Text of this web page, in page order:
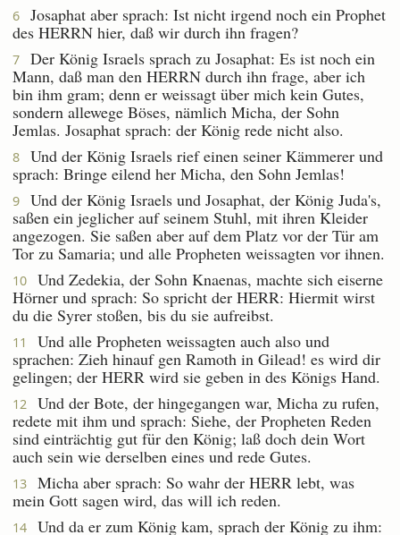
6
Josaphat aber sprach: Ist nicht irgend noch ein Prophet
des HERRN hier, daß wir durch ihn fragen?
7
Der König Israels sprach zu Josaphat: Es ist noch ein
Mann, daß man den HERRN durch ihn frage, aber ich
bin ihm gram; denn er weissagt über mich kein Gutes,
sondern allewege Böses, nämlich Micha, der Sohn
Jemlas. Josaphat sprach: der König rede nicht also.
8
Und der König Israels rief einen seiner Kämmerer und
sprach: Bringe eilend her Micha, den Sohn Jemlas!
9
Und der König Israels und Josaphat, der König Juda's,
saßen ein jeglicher auf seinem Stuhl, mit ihren Kleider
angezogen. Sie saßen aber auf dem Platz vor der Tür am
Tor zu Samaria; und alle Propheten weissagten vor ihnen.
10
Und Zedekia, der Sohn Knaenas, machte sich eiserne
Hörner und sprach: So spricht der HERR: Hiermit wirst
du die Syrer stoßen, bis du sie aufreibst.
11
Und alle Propheten weissagten auch also und
sprachen: Zieh hinauf gen Ramoth in Gilead! es wird dir
gelingen; der HERR wird sie geben in des Königs Hand.
12
Und der Bote, der hingegangen war, Micha zu rufen,
redete mit ihm und sprach: Siehe, der Propheten Reden
sind einträchtig gut für den König; laß doch dein Wort
auch sein wie derselben eines und rede Gutes.
13
Micha aber sprach: So wahr der HERR lebt, was
mein Gott sagen wird, das will ich reden.
14
Und da er zum König kam, sprach der König zu ihm: